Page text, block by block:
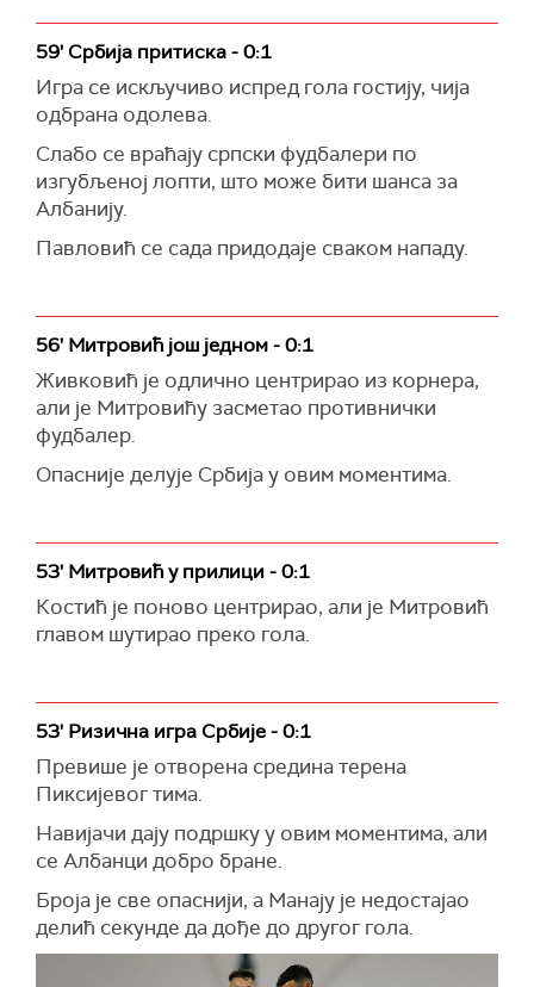
59' Србија притиска - 0:1
Игра се искључиво испред гола гостију, чија
одбрана одолева.
Слабо се враћају српски фудбалери по
изгубљеној лопти, што може бити шанса за
Албанију.
Павловић се сада придодаје сваком нападу.
56' Митровић још једном - 0:1
Живковић је одлично центрирао из корнера,
али је Митровићу засметао противнички
фудбалер.
Опасније делује Србија у овим моментима.
53' Митровић у прилици - 0:1
Костић је поново центрирао, али је Митровић
главом шутирао преко гола.
53' Ризична игра Србије - 0:1
Превише је отворена средина терена
Пиксијевог тима.
Навијачи дају подршку у овим моментима, али
се Албанци добро бране.
Броја је све опаснији, а Манају је недостајао
делић секунде да дође до другог гола.